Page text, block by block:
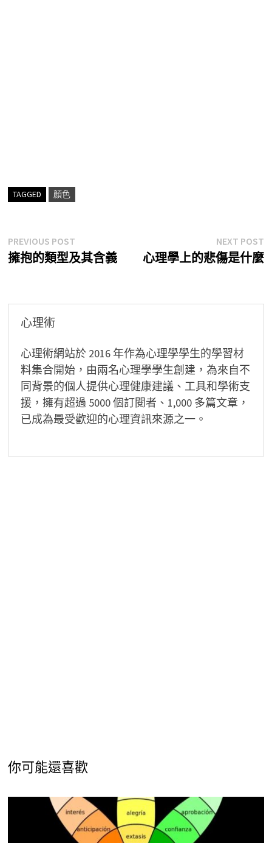
TAGGED 顏色
文
章
覽
PREVIOUS POSTPrevious
post:
擁抱的類型及其含義
NEXT POST
心理學上的悲傷是什麼
心理術
心理術網站於 2016 年作為心理學學生的學習材
料集合開始，由兩名心理學學生創建，為來自不
同背景的個人提供心理健康建議、工具和學術支
援，擁有超過 5000 個訂閱者、1,000 多篇文章，
已成為最受歡迎的心理資訊來源之一。
你可能還喜歡